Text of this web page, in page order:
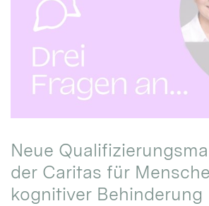
Neue
der Caritas für
kognitiver Behinderung